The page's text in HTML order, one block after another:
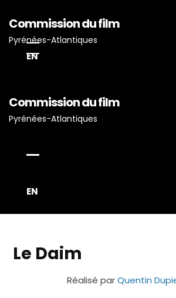
Commission du film
Pyrénées-Atlantiques
EN
Commission du film
Pyrénées-Atlantiques
EN
Accueil
Actualités
Le Daim
Réalisé parQuentin